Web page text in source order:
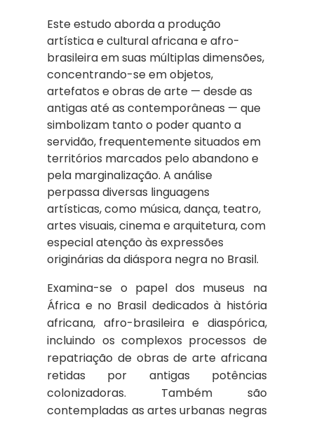
Este estudo aborda a produção
artística e cultural africana e afro-
brasileira em suas múltiplas dimensões,
concentrando-se em objetos,
artefatos e obras de arte — desde as
antigas até as contemporâneas — que
simbolizam tanto o poder quanto a
servidão, frequentemente situados em
territórios marcados pelo abandono e
pela marginalização. A análise
perpassa diversas linguagens
artísticas, como música, dança, teatro,
artes visuais, cinema e arquitetura, com
especial atenção às expressões
originárias da diáspora negra no Brasil.
Examina-se o papel dos museus na
África e no Brasil dedicados à história
africana, afro-brasileira e diaspórica,
incluindo os complexos processos de
repatriação de obras de arte africana
retidas por antigas potências
colonizadoras. Também são
contempladas as artes urbanas negras